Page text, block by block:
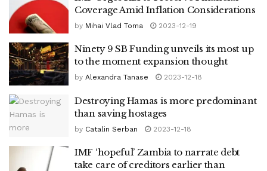
Coverage Amid Inflation Considerations
by Mihai Vlad Toma 2023-12-19
Ninety 9 SB Funding unveils its most up
to the moment expansion thought
by Alexandra Tanase 2023-12-18
Destroying Hamas is more predominant
than saving hostages
by Catalin Serban 2023-12-18
IMF ‘hopeful’ Zambia to narrate debt
take care of creditors earlier than